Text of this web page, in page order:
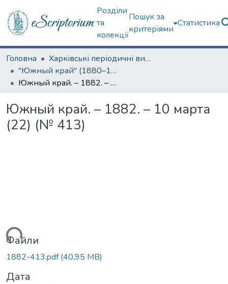
Розділи
та
колекції
Пошук за
критеріями
Статистика
Головна
Харківські періодичні видання
"Южный край" (1880–1919 гг.)
Южный край. – 1882. – 10 марта (22) (№ 413)
Южный край. – 1882. – 10 марта
(22) (№ 413)
Файли
1882-413.pdf(40,95 MB)
Дата